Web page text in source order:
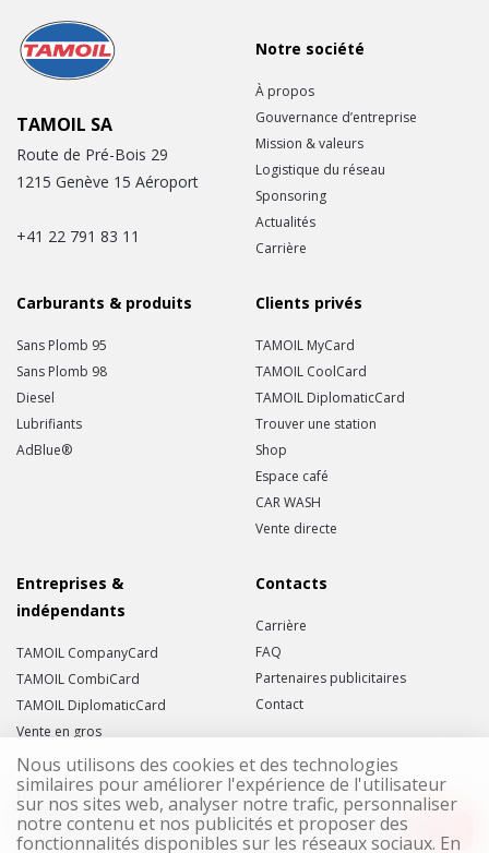
TAMOIL SA
Route de Pré-Bois 29
1215 Genève 15 Aéroport
+41 22 791 83 11
Notre société
À propos
Gouvernance d’entreprise
Mission & valeurs
Logistique du réseau
Sponsoring
Actualités
Carrière
Carburants & produits
Sans Plomb 95
Sans Plomb 98
Diesel
Lubrifiants
AdBlue®
Clients privés
TAMOIL MyCard
TAMOIL CoolCard
TAMOIL DiplomaticCard
Trouver une station
Shop
Espace café
CAR WASH
Vente directe
Entreprises &
indépendants
TAMOIL CompanyCard
TAMOIL CombiCard
TAMOIL DiplomaticCard
Vente en gros
Contacts
Carrière
FAQ
Partenaires publicitaires
Contact
Inscrivez-vous à la Newsletter TAMOIL !
Nous utilisons des cookies et des technologies
similaires pour améliorer l'expérience de l'utilisateur
sur nos sites web, analyser notre trafic, personnaliser
notre contenu et nos publicités et proposer des
fonctionnalités disponibles sur les réseaux sociaux. En